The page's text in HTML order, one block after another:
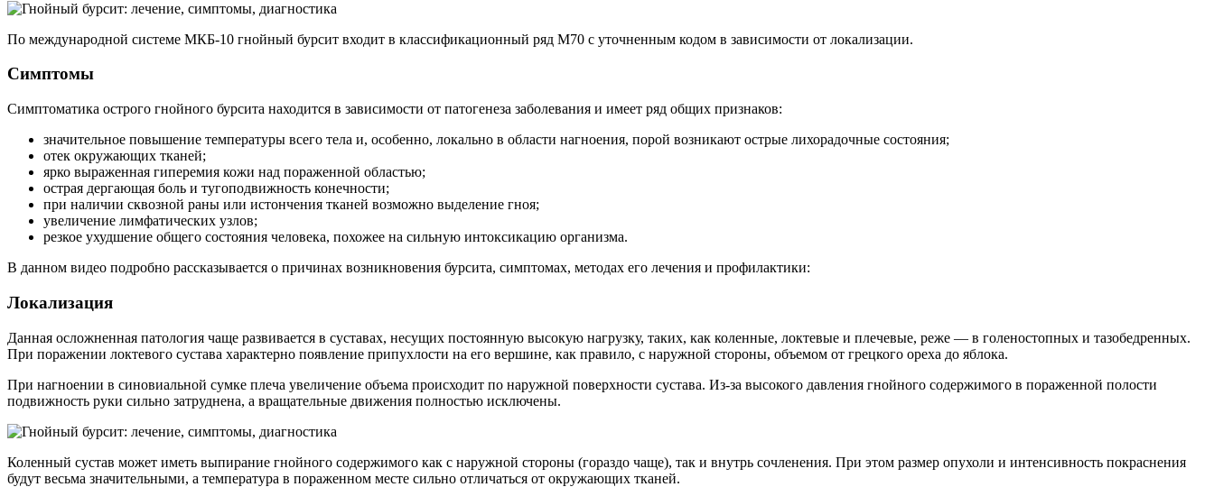
По международной системе МКБ-10 гнойный бурсит входит в классификационный ряд М70 с уточненным кодом в зависимости от локализации.
Симптомы
Симптоматика острого гнойного бурсита находится в зависимости от патогенеза заболевания и имеет ряд общих признаков:
значительное повышение температуры всего тела и, особенно, локально в области нагноения, порой возникают острые лихорадочные состояния;
отек окружающих тканей;
ярко выраженная гиперемия кожи над пораженной областью;
острая дергающая боль и тугоподвижность конечности;
при наличии сквозной раны или истончения тканей возможно выделение гноя;
увеличение лимфатических узлов;
резкое ухудшение общего состояния человека, похожее на сильную интоксикацию организма.
В данном видео подробно рассказывается о причинах возникновения бурсита, симптомах, методах его лечения и профилактики:
Локализация
Данная осложненная патология чаще развивается в суставах, несущих постоянную высокую нагрузку, таких, как коленные, локтевые и плечевые, реже — в голеностопных и тазобедренных.
При поражении локтевого сустава характерно появление припухлости на его вершине, как правило, с наружной стороны, объемом от грецкого ореха до яблока.
При нагноении в синовиальной сумке плеча увеличение объема происходит по наружной поверхности сустава. Из-за высокого давления гнойного содержимого в пораженной полости
подвижность руки сильно затруднена, а вращательные движения полностью исключены.
Коленный сустав может иметь выпирание гнойного содержимого как с наружной стороны (гораздо чаще), так и внутрь сочленения. При этом размер опухоли и интенсивность покраснения
будут весьма значительными, а температура в пораженном месте сильно отличаться от окружающих тканей.